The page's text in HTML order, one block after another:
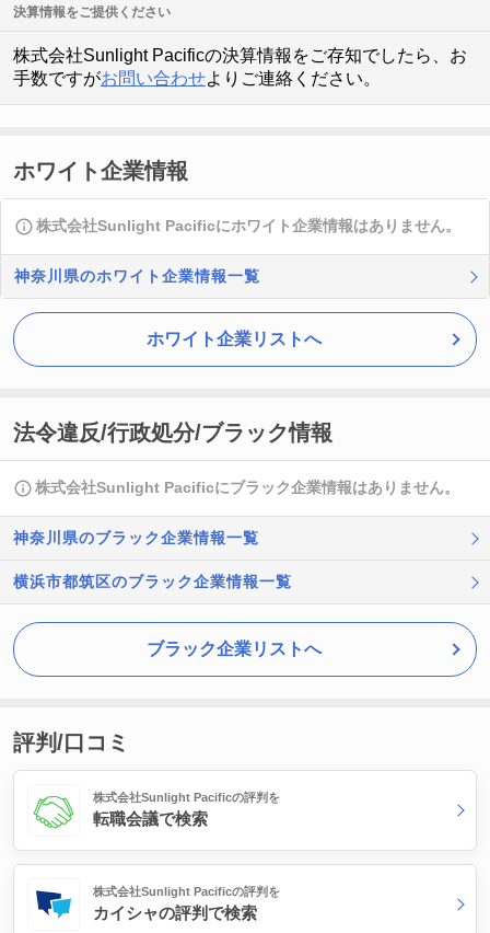
決算情報をご提供ください
株式会社Sunlight Pacificの決算情報をご存知でしたら、お
手数ですがお問い合わせよりご連絡ください。
ホワイト企業情報
株式会社Sunlight Pacificにホワイト企業情報はありません。
神奈川県のホワイト企業情報一覧
ホワイト企業リストへ
法令違反/行政処分/ブラック情報
株式会社Sunlight Pacificにブラック企業情報はありません。
神奈川県のブラック企業情報一覧
横浜市都筑区のブラック企業情報一覧
ブラック企業リストへ
評判/口コミ
株式会社Sunlight Pacificの評判を
転職会議で検索
株式会社Sunlight Pacificの評判を
カイシャの評判で検索